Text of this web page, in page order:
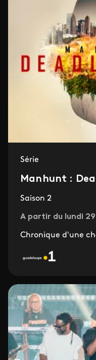
Série
Manhunt :
Saison 2
A partir du lundi
Chronique d'une